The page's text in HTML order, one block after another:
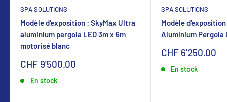
SPA SOLUTIONS
Modèle d'exposition : SkyMax Ultra
aluminium pergola LED 3m x 6m
motorisé blanc
Sonderpreis
CHF 9'500.00
En stock
SPA SOLUTIONS
Modèle
Aluminium Pergola
Sonderpreis
CHF 6'250.00
En stock